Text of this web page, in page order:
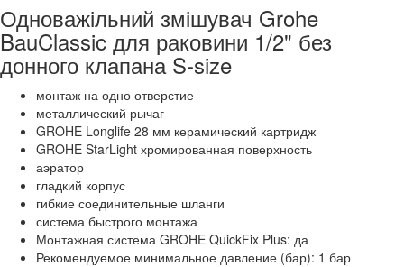
Одноважільний змішувач Grohe
BauClassic для раковини 1/2" без
донного клапана S-size
монтаж на одно отверстие
металлический рычаг
GROHE Longlife 28 мм керамический картридж
GROHE StarLight хромированная поверхность
аэратор
гладкий корпус
гибкие соединительные шланги
система быстрого монтажа
Монтажная система GROHE QuickFix Plus: да
Рекомендуемое минимальное давление (бар): 1 бар